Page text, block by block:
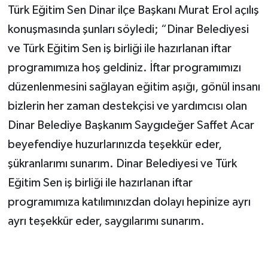
Türk Eğitim Sen Dinar ilçe Başkanı Murat Erol açılış
konuşmasında şunları söyledi; “Dinar Belediyesi
ve Türk Eğitim Sen iş birliği ile hazırlanan iftar
programımıza hoş geldiniz. İftar programımızı
düzenlenmesini sağlayan eğitim aşığı, gönül insanı
bizlerin her zaman destekçisi ve yardımcısı olan
Dinar Belediye Başkanım Saygıdeğer Saffet Acar
beyefendiye huzurlarınızda teşekkür eder,
şükranlarımı sunarım. Dinar Belediyesi ve Türk
Eğitim Sen iş birliği ile hazırlanan iftar
programımıza katılımınızdan dolayı hepinize ayrı
ayrı teşekkür eder, saygılarımı sunarım.